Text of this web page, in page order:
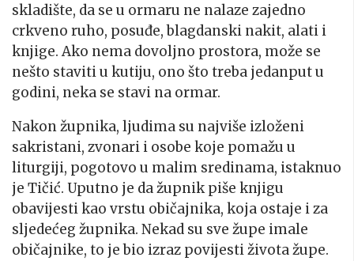
skladište, da se u ormaru ne nalaze zajedno
crkveno ruho, posuđe, blagdanski nakit, alati i
knjige. Ako nema dovoljno prostora, može se
nešto staviti u kutiju, ono što treba jedanput u
godini, neka se stavi na ormar.
Nakon župnika, ljudima su najviše izloženi
sakristani, zvonari i osobe koje pomažu u
liturgiji, pogotovo u malim sredinama, istaknuo
je Tičić. Uputno je da župnik piše knjigu
obavijesti kao vrstu običajnika, koja ostaje i za
sljedećeg župnika. Nekad su sve župe imale
običajnike, to je bio izraz povijesti života župe.